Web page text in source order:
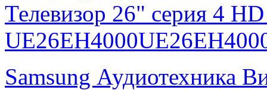
Телевизор 26" серия 4
Samsung Аудиотехника